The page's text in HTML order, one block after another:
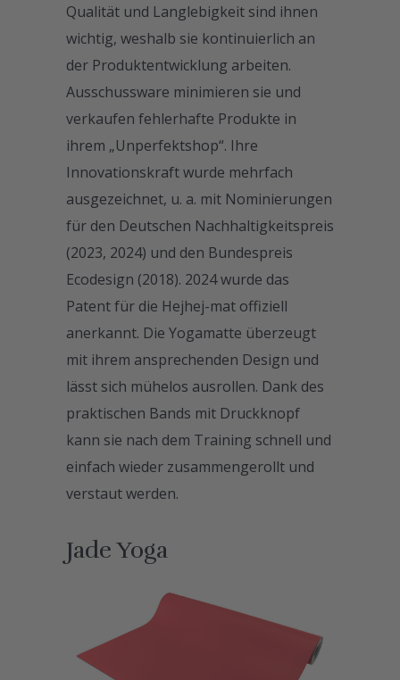
Qualität und Langlebigkeit sind ihnen
wichtig, weshalb sie kontinuierlich an
der Produktentwicklung arbeiten.
Ausschussware minimieren sie und
verkaufen fehlerhafte Produkte in
ihrem „Unperfektshop“. Ihre
Innovationskraft wurde mehrfach
ausgezeichnet, u. a. mit Nominierungen
für den Deutschen Nachhaltigkeitspreis
(2023, 2024) und den Bundespreis
Ecodesign (2018). 2024 wurde das
Patent für die Hejhej-mat offiziell
anerkannt. Die Yogamatte überzeugt
mit ihrem ansprechenden Design und
lässt sich mühelos ausrollen. Dank des
praktischen Bands mit Druckknopf
kann sie nach dem Training schnell und
einfach wieder zusammengerollt und
verstaut werden.
Jade Yoga